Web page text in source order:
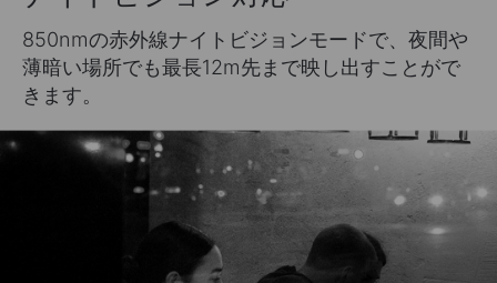
850nmの赤外線ナイトビジョンモードで、夜間や
薄暗い場所でも最長12m先まで映し出すことがで
きます。